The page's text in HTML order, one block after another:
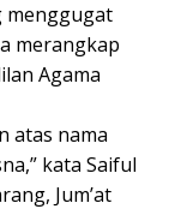
menggugat
merangkap
Agama
atas nama
kata Saiful
Jum’at